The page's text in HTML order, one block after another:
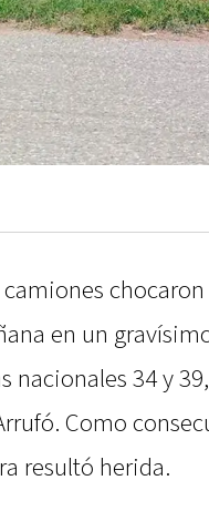
camiones
en un
nacionales 34 y
Como
resultó herida.